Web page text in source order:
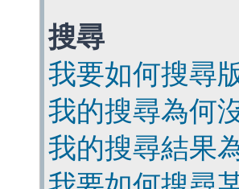
搜尋
我要如何搜尋
我的搜尋為何
我的搜尋結果